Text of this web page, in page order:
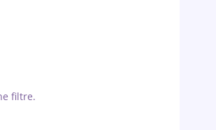
filtre.